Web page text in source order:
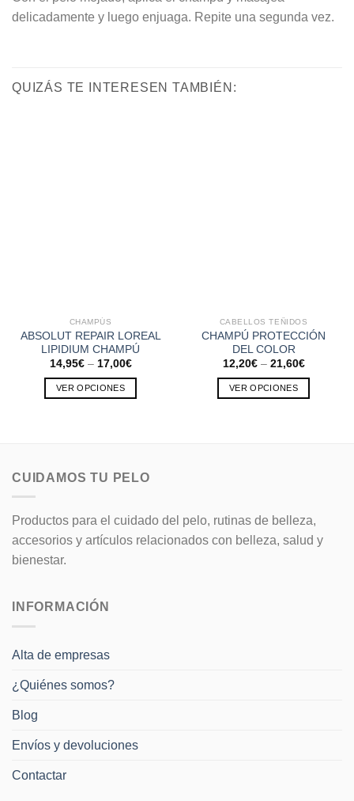
delicadamente y luego enjuaga. Repite una segunda vez.
QUIZÁS TE INTERESEN TAMBIÉN:
CHAMPÚS
ABSOLUT REPAIR LOREAL
LIPIDIUM CHAMPÚ
14,95€– 17,00€
VER OPCIONES
variantes.
se
pueden
página
CABELLOS TEÑIDOS
CHAMPÚ PROTECCIÓN
DEL COLOR
12,20€– 21,60€
VER OPCIONES
se
pueden
CUIDAMOS TU PELO
Productos para el cuidado del pelo, rutinas de belleza,
accesorios y artículos relacionados con belleza, salud y
bienestar.
INFORMACIÓN
Alta de empresas
¿Quiénes somos?
Blog
Envíos y devoluciones
Contactar